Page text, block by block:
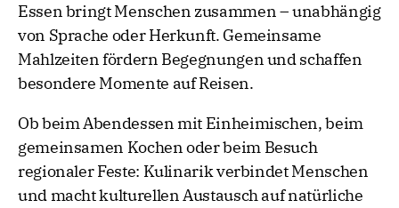
Essen bringt Menschen zusammen – unabhängig
von Sprache oder Herkunft. Gemeinsame
Mahlzeiten fördern Begegnungen und schaffen
besondere Momente auf Reisen.
Ob beim Abendessen mit Einheimischen, beim
gemeinsamen Kochen oder beim Besuch
regionaler Feste: Kulinarik verbindet Menschen
und macht kulturellen Austausch auf natürliche